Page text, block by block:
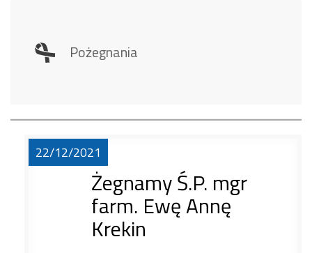
Pożegnania
22/12/2021
Żegnamy Ś.P. mgr
farm. Ewę Annę
Krekin